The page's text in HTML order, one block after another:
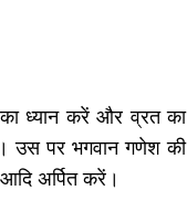
ध्यान करें और व्रत का
उस पर भगवान गणेश की
अर्पित करें।